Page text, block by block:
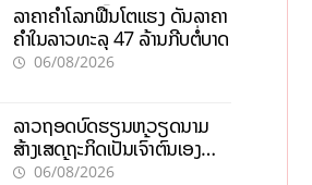
ລາຄາຄຳໂລກຟື້ນໂຕແຮງ ດັນລາຄາ
ຄຳໃນລາວທະລຸ 47 ລ້ານກີບຕໍ່ບາດ
06/08/2026
ລາວຖອດບົດຮຽນຫວຽດນາມ
ສ້າງເສດຖະກິດເປັນເຈົ້າຕົນເອງ
ກ້າວສູ່ເປົ້າໝາຍ 2035
06/08/2026